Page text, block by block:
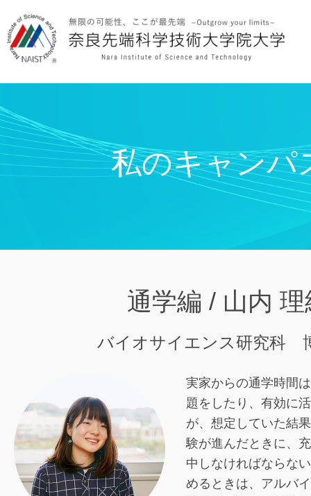
私のキャンパ
通学編 / 山内
バイオサイエンス研究科
実家からの通学時間
題をしたり、有効に
が、想定していた結
験が進んだときに、
中しなければならな
めるときは、アルバ